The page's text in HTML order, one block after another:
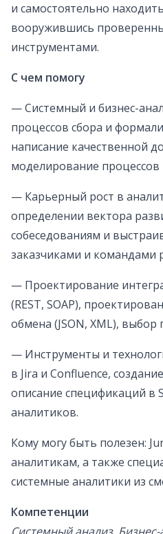
и самостоятельно
вооружившись
инструментами.
С чем помогу
— Системный и бизнес-
процессов сбора и
написание качественной
моделирование процессов
— Карьерный рост в
определении вектора
собеседованиям и
заказчиками и командами
— Проектирование
(REST, SOAP),
обмена (JSON, XML),
— Инструменты и
в Jira и Confluence,
описание спецификаций в
аналитиков.
Кому могу быть полезен:
аналитикам, а также
системные аналитики из
Компетенции